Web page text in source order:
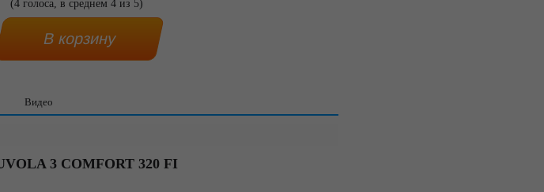
(4 голоса, в среднем 4 из 5)
Видео
3 COMFORT 320 FI